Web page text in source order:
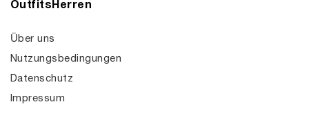
OutfitsHerren
Über uns
Nutzungsbedingungen
Datenschutz
Impressum